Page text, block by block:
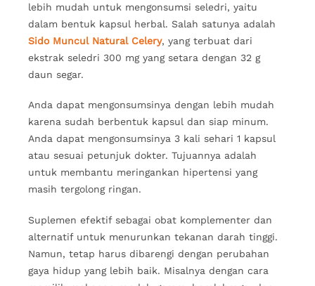
lebih mudah untuk mengonsumsi seledri, yaitu
dalam bentuk kapsul herbal. Salah satunya adalah
Sido Muncul Natural Celery, yang terbuat dari
ekstrak seledri 300 mg yang setara dengan 32 g
daun segar.
Anda dapat mengonsumsinya dengan lebih mudah
karena sudah berbentuk kapsul dan siap minum.
Anda dapat mengonsumsinya 3 kali sehari 1 kapsul
atau sesuai petunjuk dokter. Tujuannya adalah
untuk membantu meringankan hipertensi yang
masih tergolong ringan.
Suplemen efektif sebagai obat komplementer dan
alternatif untuk menurunkan tekanan darah tinggi.
Namun, tetap harus dibarengi dengan perubahan
gaya hidup yang lebih baik. Misalnya dengan cara